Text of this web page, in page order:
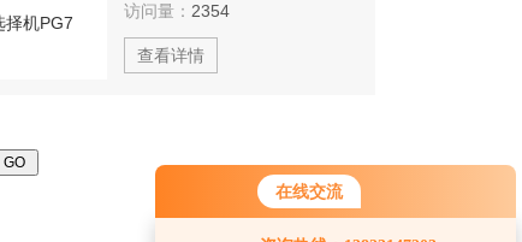
在线交流
您好！欢迎前来咨询，很高兴为您
访问量： 2354
查看详情